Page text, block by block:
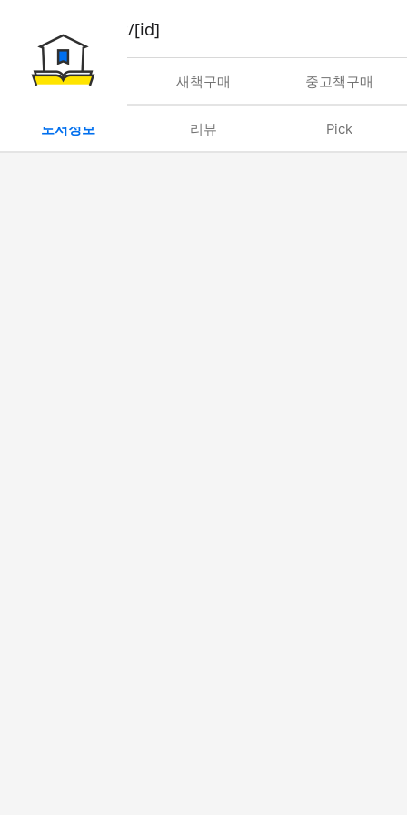
book/rent/[id]
대여 새책구매 중고책구매
도서정보 리뷰 Pick